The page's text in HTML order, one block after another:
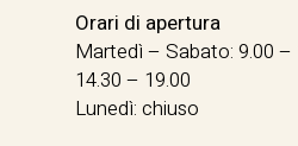
Orari di apertura
Martedì – Sabato: 9.00 –
14.30 – 19.00
Lunedì: chiuso